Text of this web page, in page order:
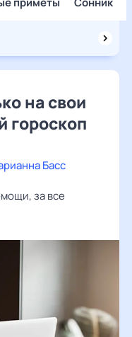
на свои
гороскоп
Басс
за все